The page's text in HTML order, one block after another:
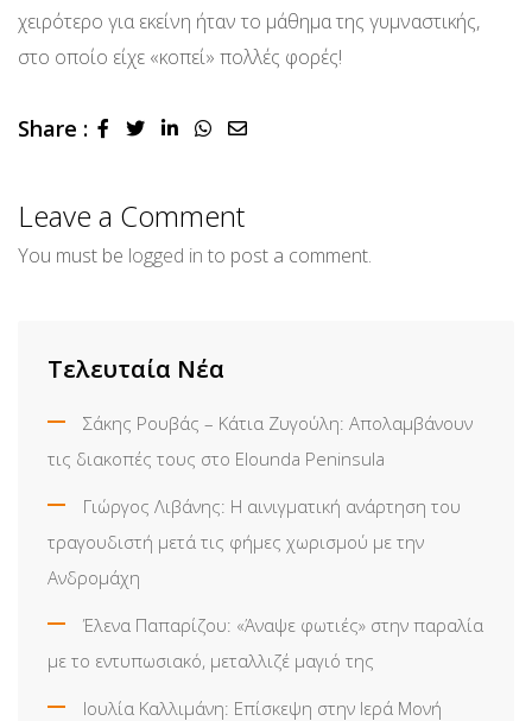
χειρότερο για εκείνη ήταν το μάθημα της γυμναστικής,
στο οποίο είχε «κοπεί» πολλές φορές!
Share : LinkedInWhatsapp
Share
Leave a Comment
You must be logged in to post a comment.
Τελευταία Νέα
Σάκης Ρουβάς – Κάτια Ζυγούλη: Απολαμβάνουν
τις διακοπές τους στο Elounda Peninsula
Γιώργος Λιβάνης: Η αινιγματική ανάρτηση του
τραγουδιστή μετά τις φήμες χωρισμού με την
Ανδρομάχη
Έλενα Παπαρίζου: «Άναψε φωτιές» στην παραλία
με το εντυπωσιακό, μεταλλιζέ μαγιό της
Ιουλία Καλλιμάνη: Επίσκεψη στην Ιερά Μονή